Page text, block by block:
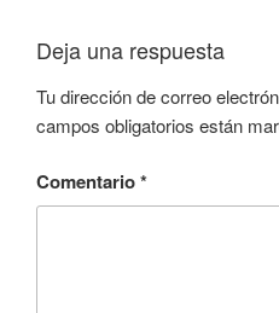
Deja una respuesta
Tu dirección de correo
campos obligatorios están
Comentario*